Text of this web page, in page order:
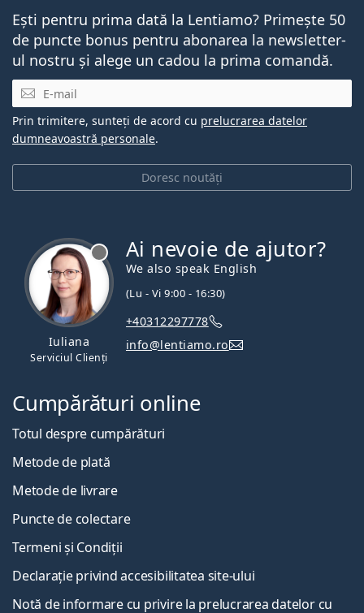
Ești pentru prima dată la Lentiamo? Primește 50
de puncte bonus pentru abonarea la newsletter-
ul nostru și alege un cadou la prima comandă.
E-mail
Doresc noutăți
Prin trimitere, sunteți de acord cu prelucrarea datelor
dumneavoastră personale.
Iuliana
Serviciul Clienți
Ai nevoie de ajutor?
We also speak English
(Lu - Vi 9:00 - 16:30)
+40312297778
info@lentiamo.ro
Cumpărături online
Totul despre cumpărături
Metode de plată
Metode de livrare
Puncte de colectare
Termeni și Condiții
Declarație privind accesibilitatea site-ului
Notă de informare cu privire la prelucrarea datelor cu